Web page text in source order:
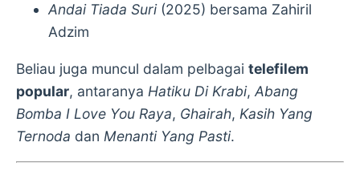
Andai Tiada Suri(2025) bersama Zahiril
Adzim
Beliau juga muncul dalam pelbagai telefilem
popular, antaranya Hatiku Di Krabi, Abang
Bomba I Love You Raya, Ghairah, Kasih Yang
Ternoda dan Menanti Yang Pasti.